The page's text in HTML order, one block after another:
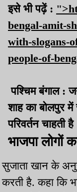
इसे भी पढ़ें :
bengal-amit-
with-slogans-
people-of-
पश्चिम बंगाल :
शाह का बोलपुर
परिवर्तन चाहती है
भाजपा लोगों
सुजाता खान के
करती है. कहा कि